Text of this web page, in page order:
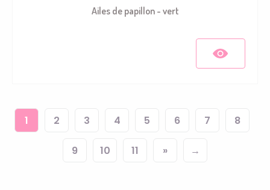
Ailes de papillon - vert
1 2 3 4 5 6 7 8
9 10 11 » →